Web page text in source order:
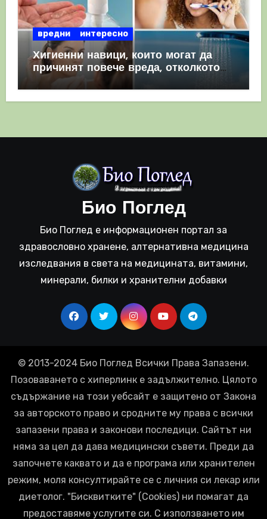
вредни интересно
Хигиенни навици, които могат да
причинят повече вреда, отколкото
полза
Био Поглед
Био Поглед е информационен портал за
здравословно хранене, алтернативна медицина
изследвания в света на медицината, витамини,
минерали, билки и хранителни добавки
© 2013-2024 Био Поглед Всички Права Запазени.
Позоваването с хиперлинк е задължително. Цялото
съдържание на този уебсайт е защитено от Закона
за авторското право и сродните му права с всички
запазени права и законови последици. Сайтът ни
няма за цел да дава медицински съвети. Преди да
започнете каквато и да е програма или хранителен
режим, моля консултирайте се с личния си лекар или
диетолог. "Бисквитките" (Cookies) ни помагат да
предоставяме услугите си. С използването им